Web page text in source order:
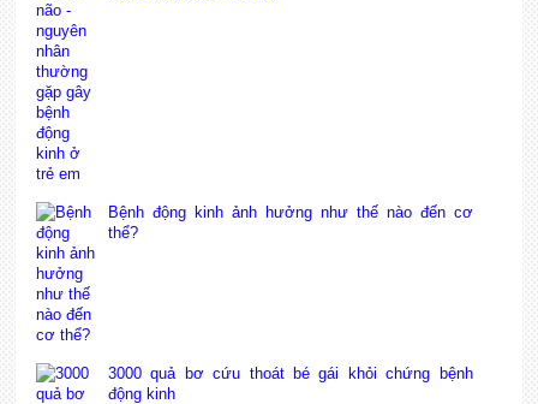
Bệnh động kinh ảnh hưởng như thế nào đến cơ
thể?
3000 quả bơ cứu thoát bé gái khỏi chứng bệnh
động kinh